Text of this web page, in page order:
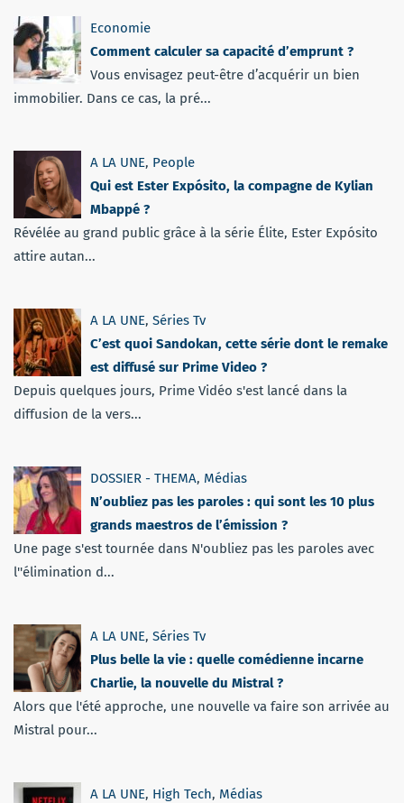
Economie
Comment calculer sa capacité d’emprunt ?
Vous envisagez peut-être d’acquérir un bien
immobilier. Dans ce cas, la pré...
A LA UNE, People
Qui est Ester Expósito, la compagne de Kylian
Mbappé ?
Révélée au grand public grâce à la série Élite, Ester Expósito
attire autan...
A LA UNE, Séries Tv
C’est quoi Sandokan, cette série dont le remake
est diffusé sur Prime Video ?
Depuis quelques jours, Prime Vidéo s'est lancé dans la
diffusion de la vers...
DOSSIER - THEMA, Médias
N’oubliez pas les paroles : qui sont les 10 plus
grands maestros de l’émission ?
Une page s'est tournée dans N'oubliez pas les paroles avec
l''élimination d...
A LA UNE, Séries Tv
Plus belle la vie : quelle comédienne incarne
Charlie, la nouvelle du Mistral ?
Alors que l'été approche, une nouvelle va faire son arrivée au
Mistral pour...
A LA UNE, High Tech, Médias